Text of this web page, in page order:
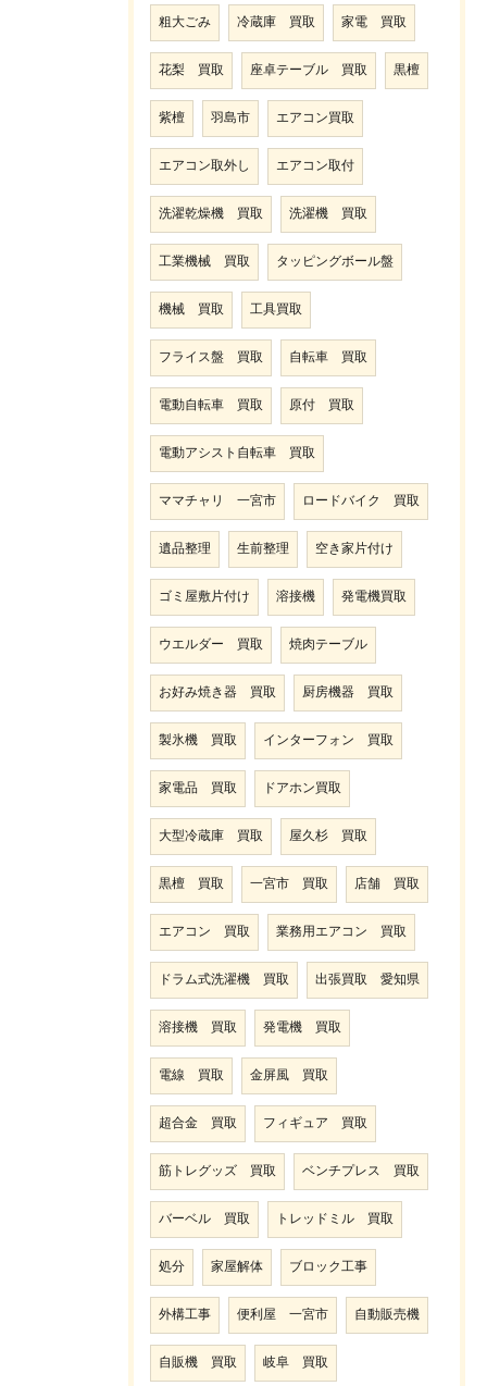
粗大ごみ 冷蔵庫 買取 家電 買取
花梨 買取 座卓テーブル 買取 黒檀
紫檀 羽島市 エアコン買取
エアコン取外し エアコン取付
洗濯乾燥機 買取 洗濯機 買取
工業機械 買取 タッピングボール盤
機械 買取 工具買取
フライス盤 買取 自転車 買取
電動自転車 買取 原付 買取
電動アシスト自転車 買取
ママチャリ 一宮市 ロードバイク 買取
遺品整理 生前整理 空き家片付け
ゴミ屋敷片付け 溶接機 発電機買取
ウエルダー 買取 焼肉テーブル
お好み焼き器 買取 厨房機器 買取
製氷機 買取 インターフォン 買取
家電品 買取 ドアホン買取
大型冷蔵庫 買取 屋久杉 買取
黒檀 買取 一宮市 買取 店舗 買取
エアコン 買取 業務用エアコン 買取
ドラム式洗濯機 買取 出張買取 愛知県
溶接機 買取 発電機 買取
電線 買取 金屏風 買取
超合金 買取 フィギュア 買取
筋トレグッズ 買取 ベンチプレス 買取
バーベル 買取 トレッドミル 買取
処分 家屋解体 ブロック工事
外構工事 便利屋 一宮市 自動販売機
自販機 買取 岐阜 買取